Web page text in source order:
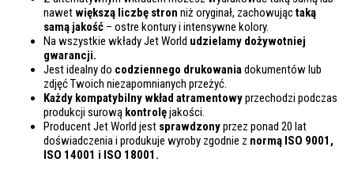
nawetwiększą liczbę stron niż oryginał, zachowująctaką
samą jakość – ostre kontury i intensywne kolory.
Na wszystkie wkłady Jet World udzielamy dożywotniej
gwarancji.
Jest idealny do codziennego drukowaniadokumentów lub
zdjęć Twoich niezapomnianych przeżyć.
Każdy kompatybilny wkład atramentowyprzechodzi podczas
produkcji surową kontrolęjakości.
Producent Jet World jest sprawdzonyprzez ponad 20 lat
doświadczenia i produkuje wyroby zgodnie z normą ISO 9001,
ISO 14001 i ISO 18001.